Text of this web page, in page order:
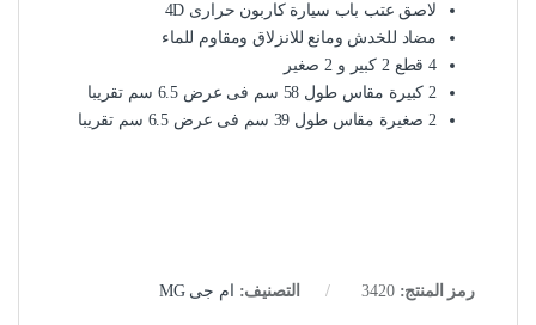
لاصق عتب باب سيارة كاربون حرارى 4D
مضاد للخدش ومانع للانزلاق ومقاوم للماء
4 قطع 2 كبير و 2 صغير
2 كبيرة مقاس طول 58 سم فى عرض 6.5 سم تقريبا
2 صغيرة مقاس طول 39 سم فى عرض 6.5 سم تقريبا
رمز المنتج:3420 التصنيف: ام جى MG